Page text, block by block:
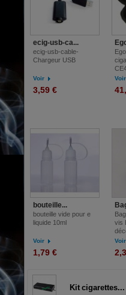
ecig-usb-ca...
ecig-usb-cable-
Chargeur USB
Voir
3,59 €
Voir
bouteille...
bouteille vide pour e
liquide 10ml
Voir
1,79 €
vis
Voir
Kit cigarettes...